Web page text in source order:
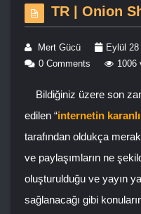
TR | Onion
Mert Gücü Eylül
0 Comments
1006
Bildiğiniz üzere son
edilen “internetin
tarafından oldukça
ve paylaşımların ne
oluşturulduğu ve yayın
sağlanacağı gibi